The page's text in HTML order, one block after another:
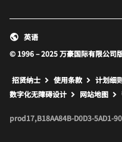
© 1996 – 2025 万豪国际有限公司
英语
招贤纳士 使用条款 计划细
数字化无障碍设计
网站地图
prod17,B18AA84B-D0D3-5AD1-